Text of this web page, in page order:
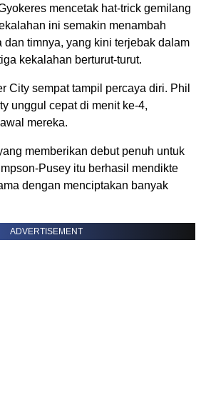
mencetak hat-trick gemilang
ini semakin menambah
dan timnya, yang kini terjebak dalam
kekalahan berturut-turut.
City sempat tampil percaya diri. Phil
unggul cepat di menit ke-4,
mereka.
memberikan debut penuh untuk
Pusey itu berhasil mendikte
dengan menciptakan banyak
ADVERTISEMENT